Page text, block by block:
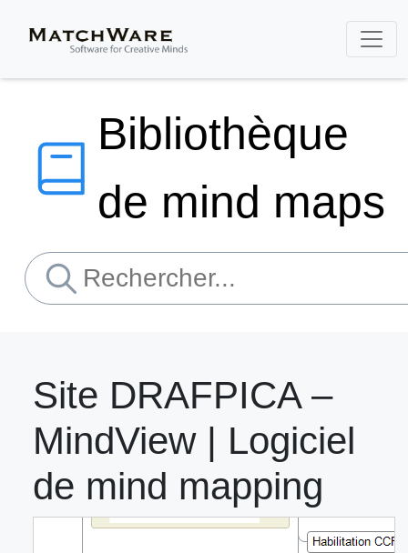
Bibliothèque
de mind maps
Site DRAFPICA –
MindView | Logiciel
de mind mapping